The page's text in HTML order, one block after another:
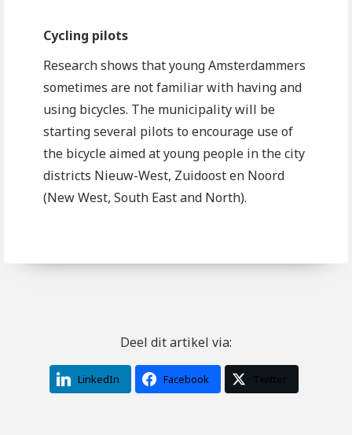
Cycling pilots
Research shows that young Amsterdammers
sometimes are not familiar with having and
using bicycles. The municipality will be
starting several pilots to encourage use of
the bicycle aimed at young people in the city
districts Nieuw-West, Zuidoost en Noord
(New West, South East and North).
Deel dit artikel via:
LinkedIn Facebook Twitter